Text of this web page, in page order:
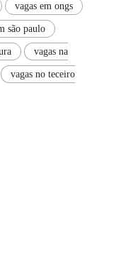
vagas em ongs
são paulo
vagas na
vagas no teceiro